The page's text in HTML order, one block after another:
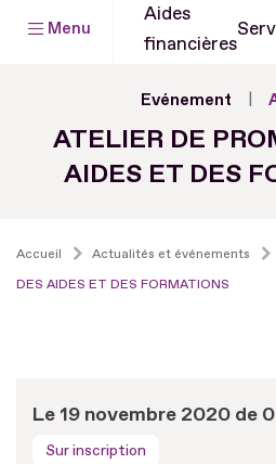
Menu
Aides
financières
Evénement
ATELIER DE
AIDES ET DES
Accueil Actualités et événements
DES AIDES ET DES FORMATIONS
Le 19 novembre 2020 de
Sur inscription